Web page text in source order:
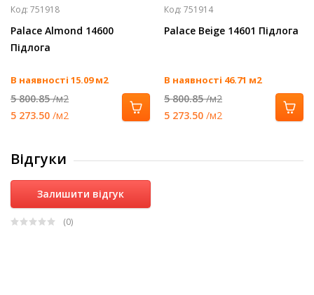
Код: 751918
Palace Almond 14600
Підлога
В наявності 15.09 м2
5 800.85/м2
5 273.50 /м2
Код: 751914
Palace Beige 14601 Підлога
В наявності 46.71 м2
5 800.85/м2
5 273.50 /м2
Відгуки
(0)
Залишити відгук